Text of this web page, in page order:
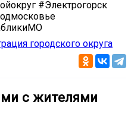
#Электрогорск
городского округа
с жителями